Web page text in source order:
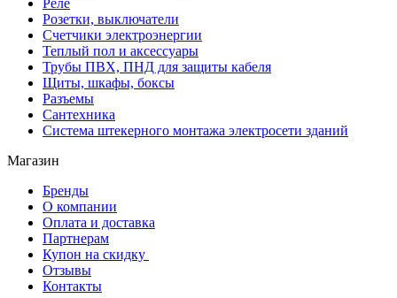
Реле
Розетки, выключатели
Счетчики электроэнергии
Теплый пол и аксессуары
Трубы ПВХ, ПНД для защиты кабеля
Щиты, шкафы, боксы
Разъемы
Сантехника
Система штекерного монтажа электросети зданий
Магазин
Бренды
О компании
Оплата и доставка
Партнерам
Купон на скидку
Отзывы
Контакты